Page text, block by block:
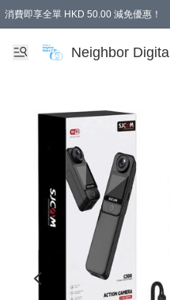
消費即享全單 HKD 50.00 減免優惠！
Neighbor Digital